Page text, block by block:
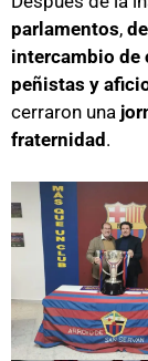
parlamentos,
intercambio de
peñistas y
cerraron una
fraternidad.